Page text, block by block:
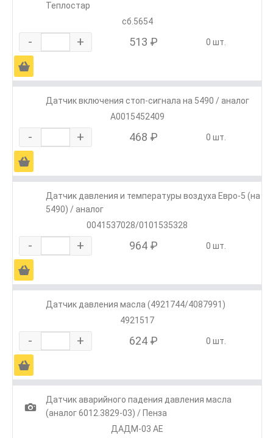
Теплостар
сб.5654
- + 513 ₽ 0 шт.
Ä
Датчик включения стоп-сигнала на 5490 / аналог
A0015452409
- + 468 ₽ 0 шт.
Ä
Датчик давления и температуры воздуха Евро-5 (на
5490) / аналог
0041537028/0101535328
- + 964 ₽ 0 шт.
Ä
Датчик давления масла (4921744/4087991)
4921517
- + 624 ₽ 0 шт.
Ä
1
Датчик аварийного падения давления масла
(аналог 6012.3829-03) / Пенза
ДАДМ-03 АЕ